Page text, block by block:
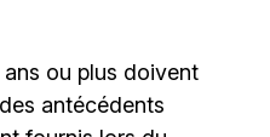
ou plus doivent
antécédents